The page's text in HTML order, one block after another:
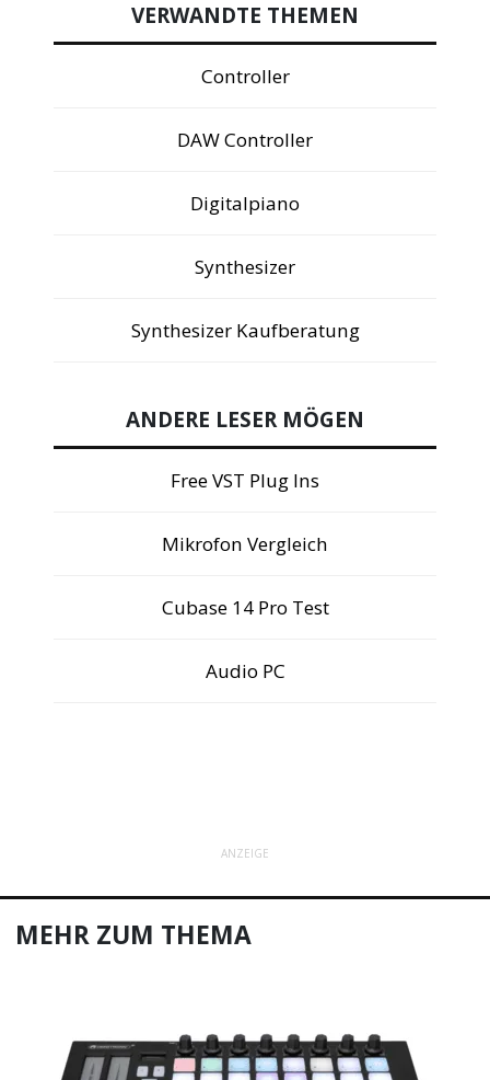
VERWANDTE THEMEN
Controller
DAW Controller
Digitalpiano
Synthesizer
Synthesizer Kaufberatung
ANDERE LESER MÖGEN
Free VST Plug Ins
Mikrofon Vergleich
Cubase 14 Pro Test
Audio PC
ANZEIGE
MEHR ZUM THEMA